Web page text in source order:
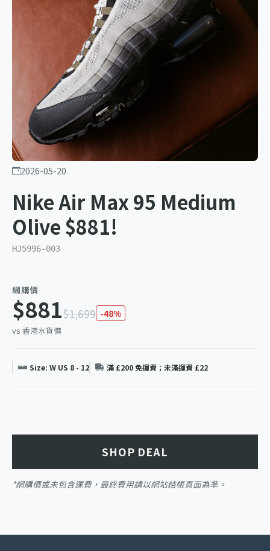
2026-05-20
Nike Air Max 95 Medium
Olive $881!
HJ5996-003
網購價
$881$1,699 -48%
vs 香港水貨價
Size: W US 8 - 12 滿 £200 免運費；未滿運費 £22
SHOP DEAL
*網購價或未包含運費，最終費用請以網站結帳頁面為準。